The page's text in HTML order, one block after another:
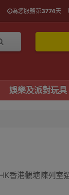
為您服務第3774天
娛樂及派對玩具
香港觀塘陳列室